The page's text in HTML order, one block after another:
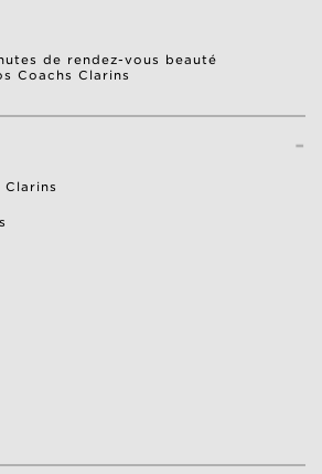
de rendez-vous beauté
Coachs Clarins
-